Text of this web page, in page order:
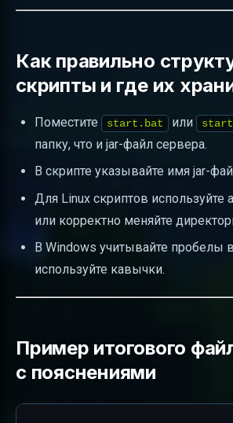
Как правильно
скрипты и где их
Поместите start.bat или
папку, что и jar-файл сервера.
В скрипте указывайте имя jar-
Для Linux скриптов используйте
или корректно меняйте
В Windows учитывайте пробелы
используйте кавычки.
Пример итогового
с пояснениями